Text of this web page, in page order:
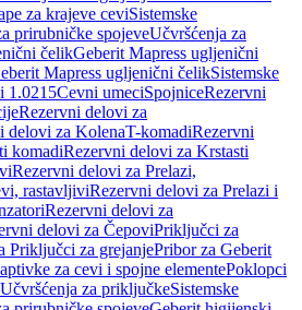
za krajeve ceviSistemske
prirubničke spojeveUčvršćenja za
čelikGeberit Mapress ugljenični
Mapress ugljenični čelikSistemske
1.0215Cevni umeciSpojniceRezervni
Rezervni delovi za
delovi za KolenaT-komadiRezervni
komadiRezervni delovi za Krstasti
Rezervni delovi za Prelazi,
rastavljiviRezervni delovi za Prelazi i
Rezervni delovi za
delovi za ČepoviPriključci za
Priključci za grejanjePribor za Geberit
za cevi i spojne elementePoklopci
Učvršćenja za priključkeSistemske